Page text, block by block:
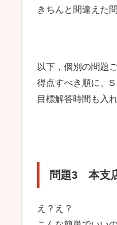
きちんと間違えた
以下，個別の問題
得点すべき順に、
目標解答時間も入
問題3 本支
え？え？